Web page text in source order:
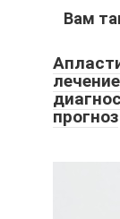
Вам
прогноз